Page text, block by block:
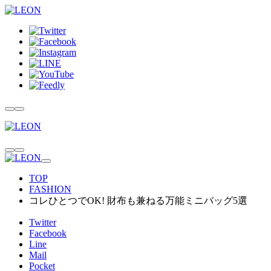
TOP
FASHION
コレひとつでOK! 財布も兼ねる万能ミニバッグ5選
Twitter
Facebook
Line
Mail
Pocket